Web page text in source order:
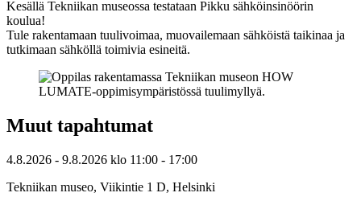
Kesällä Tekniikan museossa testataan Pikku sähköinsinöörin
koulua!
Tule rakentamaan tuulivoimaa, muovailemaan sähköistä taikinaa ja
tutkimaan sähköllä toimivia esineitä.
Muut tapahtumat
4.8.2026 - 9.8.2026 klo 11:00 - 17:00
Tekniikan museo, Viikintie 1 D, Helsinki